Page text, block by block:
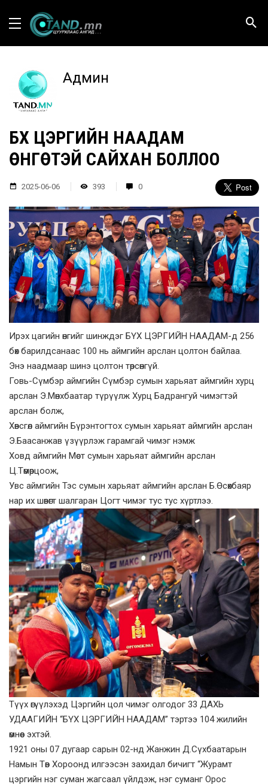
Админ
БҮХ ЦЭРГИЙН НААДАМ
ӨНГӨТЭЙ САЙХАН БОЛЛОО
2025-06-06 393 0
Ирэх цагийн өнгийг шинждэг БҮХ ЦЭРГИЙН НААДАМ-д 256
бөх барилдсанаас 100 нь аймгийн арслан цолтон байлаа.
Энэ наадмаар шинэ цолтон төрсөнгүй.
Говь-Сүмбэр аймгийн Сүмбэр сумын харьяат аймгийн хурц
арслан Э.Мөнхбаатар түрүүлж Хурц Бадрангуй чимэгтэй
арслан болж,
Хөвсгөл аймгийн Бүрэнтогтох сумын харьяат аймгийн арслан
Э.Баасанжав үзүүрлэж гарамгай чимэг нэмж
Ховд аймгийн Мөст сумын харьяат аймгийн арслан
Ц.Төмөрцоож,
Увс аймгийн Тэс сумын харьяат аймгийн арслан Б.Өсөхбаяр
нар их шөвөгт шалгаран Цогт чимэг тус тус хүртлээ.
Түүх өгүүлэхэд Цэргийн цол чимэг олгодог 33 ДАХЬ
УДААГИЙН “БҮХ ЦЭРГИЙН НААДАМ” тэртээ 104 жилийн
өмнөөс эхтэй.
1921 оны 07 дугаар сарын 02-нд Жанжин Д.Сүхбаатарын
Намын Төв Хороонд илгээсэн захидал бичигт “Журамт
цэргийн нэг суман жагсаал үйлдэж, нэг суманг Орос